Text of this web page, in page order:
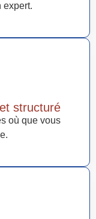
expert.
structuré
où que vous